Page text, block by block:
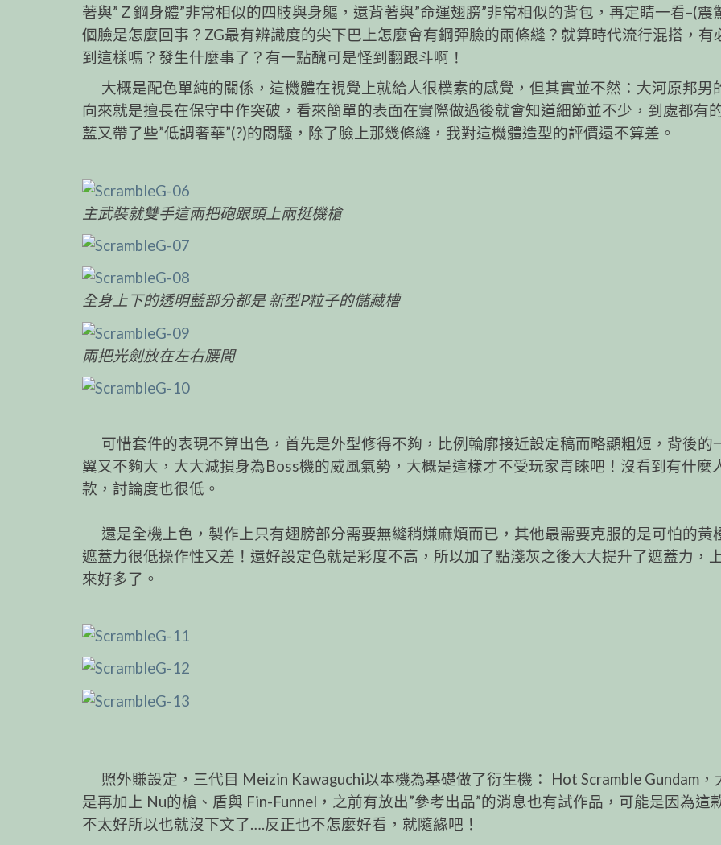
著與”Ｚ鋼身體”非常相似的四肢與身軀，還背著與”命運翅膀”非常相似的背包，再定睛一看–(震
個臉是怎麼回事？ZG最有辨識度的尖下巴上怎麼會有鋼彈臉的兩條縫？就算時代流行混搭，有
到這樣嗎？發生什麼事了？有一點醜可是怪到翻跟斗啊！
大概是配色單純的關係，這機體在視覺上就給人很樸素的感覺，但其實並不然：大河原邦男
向來就是擅長在保守中作突破，看來簡單的表面在實際做過後就會知道細節並不少，到處都有
藍又帶了些”低調奢華”(?)的悶騷，除了臉上那幾條縫，我對這機體造型的評價還不算差。
主武裝就雙手這兩把砲跟頭上兩挺機槍
全身上下的透明藍部分都是 新型P粒子的儲藏槽
兩把光劍放在左右腰間
可惜套件的表現不算出色，首先是外型修得不夠，比例輪廓接近設定稿而略顯粗短，背後的
翼又不夠大，大大減損身為Boss機的威風氣勢，大概是這樣才不受玩家青睞吧！沒看到有什麼
款，討論度也很低。
還是全機上色，製作上只有翅膀部分需要無縫稍嫌麻煩而已，其他最需要克服的是可怕的黃
遮蓋力很低操作性又差！還好設定色就是彩度不高，所以加了點淺灰之後大大提升了遮蓋力，
來好多了。
照外賺設定，三代目 Meizin Kawaguchi以本機為基礎做了衍生機： Hot Scramble Gundam，
是再加上 Nu的槍、盾與 Fin-Funnel，之前有放出”參考出品”的消息也有試作品，可能是因為這
不太好所以也就沒下文了….反正也不怎麼好看，就隨緣吧！